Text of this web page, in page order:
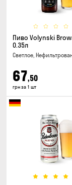
Пиво Volynski
0.35л
Светлое,
67,50
грн за 1 шт